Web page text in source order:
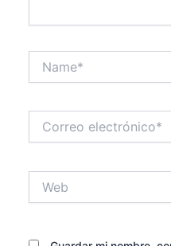
electrónico*